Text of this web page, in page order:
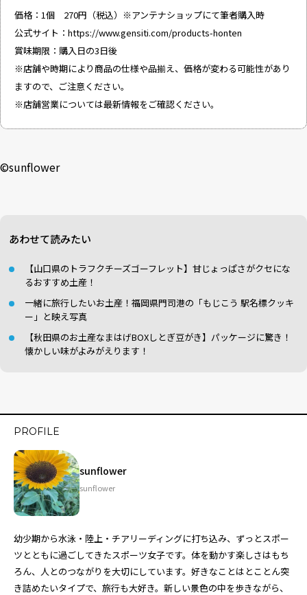
価格：1個 270円（税込）※アンテナショップにて筆者購入時
公式サイト： https://www.gensiti.com/products-honten
賞味期限：購入日の3日後
※店舗や時期により商品の仕様や品揃え、価格が変わる可能性があり
ますので、ご注意ください。
※店舗営業については最新情報をご確認ください。
©sunflower
あわせて読みたい
【山口県のトラフクチーズゴーフレット】甘じょっぱさがクセにな
るおすすめ土産！
一緒に旅行したいお土産！福岡県門司港の「もじこう 駅名標クッキ
ー」と映え写真
【秋田県のお土産なまはげBOXしとぎ豆がき】パッケージに驚き！
懐かしい味がよみがえります！
PROFILE
sunflower
sunflower
幼少期から水泳・陸上・チアリーディングに打ち込み、ずっとスポー
ツとともに過ごしてきたスポーツ女子です。体を動かす楽しさはもち
ろん、人とのつながりを大切にしています。好きなことはとことん突
き詰めたいタイプで、旅行も大好き。新しい景色の中を歩きながら、